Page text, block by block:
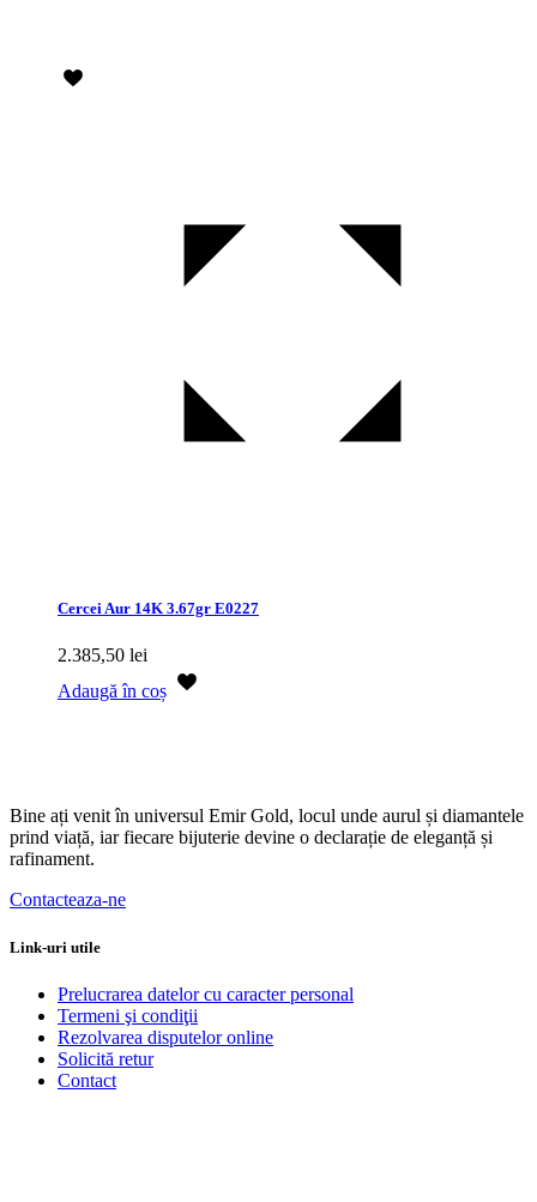
Cercei Aur 14K 3.67gr E0227
2.385,50 lei
Adaugă în coș
Bine ați venit în universul Emir Gold, locul unde aurul și diamantele
prind viață, iar fiecare bijuterie devine o declarație de eleganță și
rafinament.
Contacteaza-ne
Link-uri utile
Prelucrarea datelor cu caracter personal
Termeni şi condiţii
Rezolvarea disputelor online
Solicită retur
Contact